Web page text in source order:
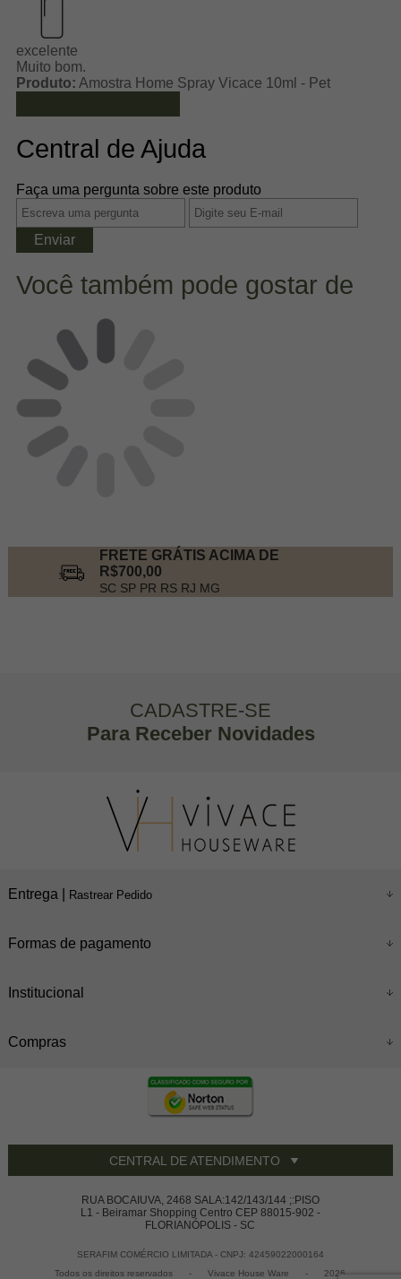
excelente
Muito bom.
Produto: Amostra Home Spray Vicace 10ml - Pet
Central de Ajuda
Faça uma pergunta sobre este produto
Enviar
Você também pode gostar de
FRETE GRÁTIS ACIMA DE
R$700,00
SC SP PR RS RJ MG
CADASTRE-SE
Para Receber Novidades
Entrega | Rastrear Pedido
Formas de pagamento
Institucional
Compras
CENTRAL DE ATENDIMENTO
RUA BOCAIUVA, 2468 SALA:142/143/144 ;:PISO
L1 - Beiramar Shopping Centro CEP 88015-902 -
FLORIANÓPOLIS - SC
SERAFIM COMÉRCIO LIMITADA - CNPJ: 42459022000164
Todos os direitos reservados
- Vivace House Ware - 2026